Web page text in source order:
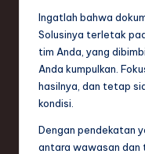
Ingatlah bahwa
Solusinya terletak
tim Anda, yang
Anda kumpulkan.
hasilnya, dan tetap
kondisi.
Dengan pendekatan
antara wawasan dan